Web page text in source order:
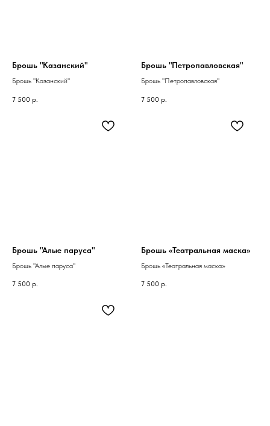
Брошь "Казанский"
Брошь "Казанский"
7 500 р.
Брошь "Петропавловская"
Брошь "Петропавловская"
7 500 р.
Брошь "Алые паруса"
Брошь "Алые паруса"
7 500 р.
Брошь «Театральная маска»
Брошь «Театральная маска»
7 500 р.